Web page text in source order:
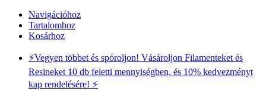
Navigációhoz
Tartalomhoz
Kosárhoz
⚡️Vegyen többet és spóroljon! Vásároljon Filamenteket és
Resineket 10 db feletti mennyiségben, és 10% kedvezményt
kap rendelésére! ⚡️